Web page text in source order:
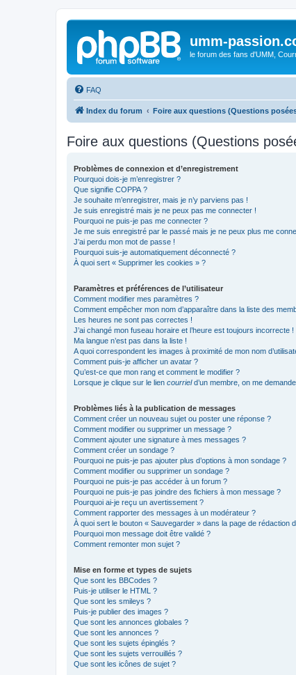
umm-
le forum des fans d'UMM,
FAQ
Index du forum Foire aux questions (Questions
Foire aux questions (Questions
Problèmes de connexion et d’enregistrement
Pourquoi dois-je m’enregistrer ?
Que signifie COPPA ?
Je souhaite m’enregistrer, mais je n’y parviens pas !
Je suis enregistré mais je ne peux pas me connecter !
Pourquoi ne puis-je pas me connecter ?
Je me suis enregistré par le passé mais je ne peux plus me
J’ai perdu mon mot de passe !
Pourquoi suis-je automatiquement déconnecté ?
À quoi sert « Supprimer les cookies » ?
Paramètres et préférences de l’utilisateur
Comment modifier mes paramètres ?
Comment empêcher mon nom d’apparaître dans la liste des
Les heures ne sont pas correctes !
J’ai changé mon fuseau horaire et l’heure est toujours incorrecte !
Ma langue n’est pas dans la liste !
A quoi correspondent les images à proximité de mon nom
Comment puis-je afficher un avatar ?
Qu’est-ce que mon rang et comment le modifier ?
Lorsque je clique sur le lien courrield’un membre, on me
Problèmes liés à la publication de messages
Comment créer un nouveau sujet ou poster une réponse ?
Comment modifier ou supprimer un message ?
Comment ajouter une signature à mes messages ?
Comment créer un sondage ?
Pourquoi ne puis-je pas ajouter plus d’options à mon sondage ?
Comment modifier ou supprimer un sondage ?
Pourquoi ne puis-je pas accéder à un forum ?
Pourquoi ne puis-je pas joindre des fichiers à mon message ?
Pourquoi ai-je reçu un avertissement ?
Comment rapporter des messages à un modérateur ?
À quoi sert le bouton « Sauvegarder » dans la page de rédaction
Pourquoi mon message doit être validé ?
Comment remonter mon sujet ?
Mise en forme et types de sujets
Que sont les BBCodes ?
Puis-je utiliser le HTML ?
Que sont les smileys ?
Puis-je publier des images ?
Que sont les annonces globales ?
Que sont les annonces ?
Que sont les sujets épinglés ?
Que sont les sujets verrouillés ?
Que sont les icônes de sujet ?